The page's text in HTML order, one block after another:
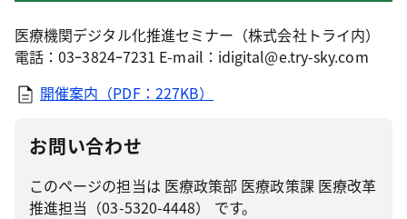
医療機関デジタル化推進セミナー（株式会社トライ内）
電話：03ｰ3824ｰ7231 E-mail：idigital@e.try-sky.com
開催案内（PDF：227KB）
お問い合わせ
このページの担当は 医療政策部 医療政策課 医療改革
推進担当（03-5320-4448） です。